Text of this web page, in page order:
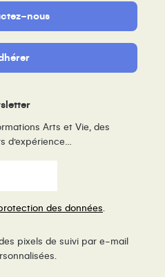
nous
Arts et Vie, des
d’expérience…
des données.
pixels de suivi par e-mail